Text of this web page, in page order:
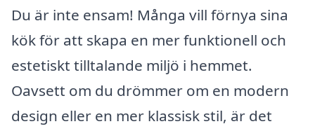
Du är inte ensam! Många vill förnya sina
kök för att skapa en mer funktionell och
estetiskt tilltalande miljö i hemmet.
Oavsett om du drömmer om en modern
design eller en mer klassisk stil, är det